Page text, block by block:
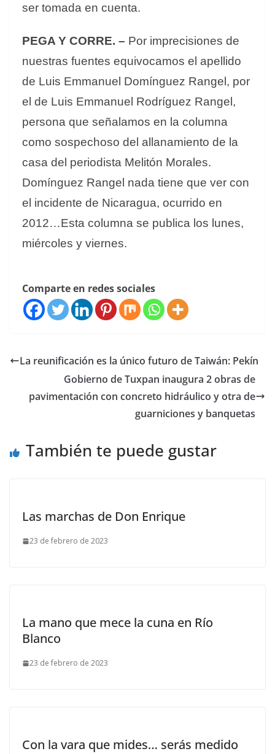
ser tomada en cuenta.
PEGA Y CORRE. – Por imprecisiones de
nuestras fuentes equivocamos el apellido
de Luis Emmanuel Domínguez Rangel, por
el de Luis Emmanuel Rodríguez Rangel,
persona que señalamos en la columna
como sospechoso del allanamiento de la
casa del periodista Melitón Morales.
Domínguez Rangel nada tiene que ver con
el incidente de Nicaragua, ocurrido en
2012…Esta columna se publica los lunes,
miércoles y viernes.
Comparte en redes sociales
La reunificación es la único futuro de Taiwán: Pekín
Gobierno de Tuxpan inaugura 2 obras de
pavimentación con concreto hidráulico y otra de
guarniciones y banquetas
También te puede gustar
Las marchas de Don Enrique
23 de febrero de 2023
La mano que mece la cuna en Río
Blanco
23 de febrero de 2023
Con la vara que mides… serás medido